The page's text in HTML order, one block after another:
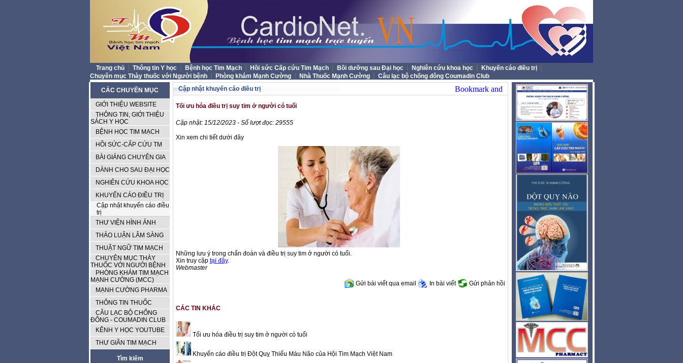
Trang chủ Thông tin Y học Bệnh học Tim Mạch Hồi sức Cấp cứu Tim Mạch Bồi dưỡng sau Đại học Nghiên cứu khoa học Khuyến cáo điều trị
Chuyên mục Thày thuốc với Người bệnh Phòng khám Mạnh Cường Nhà Thuốc Mạnh Cường
Câu lạc bộ chống đông Coumadin Club
CÁC CHUYÊN MỤC
GIỚI THIỆU WEBSITE
THÔNG TIN, GIỚI THIỆU
SÁCH Y HỌC
BỆNH HỌC TIM MẠCH
HỒI SỨC-CẤP CỨU TM
BÀI GIẢNG CHUYÊN GIA
DÀNH CHO SAU ĐẠI HỌC
NGHIÊN CỨU KHOA HỌC
KHUYẾN CÁO ĐIỀU TRỊ
Cập nhật khuyến cáo điều
trị
THƯ VIỆN HÌNH ẢNH
THẢO LUẬN LÂM SÀNG
THUẬT NGỮ TIM MẠCH
CHUYÊN MỤC THÀY
THUỐC VỚI NGƯỜI BỆNH
PHÒNG KHÁM TIM MẠCH
MẠNH CƯỜNG (MCC)
MẠNH CƯỜNG PHARMA
THÔNG TIN THUỐC
CÂU LẠC BỘ CHỐNG
ĐÔNG - COUMADIN CLUB
KÊNH Y HỌC YOUTUBE
THƯ GIÃN TIM MẠCH
Tìm kiếm
Cập nhật khuyến cáo điều trị
Tối ưu hóa điều trị suy tim ở người có tuổi
Cập nhật: 15/12/2023 - Số lượt đọc: 29555
Xin xem chi tiết dưới đây
Những lưu ý trong chẩn đoán và điều trị suy tim ở người có tuổi.
Xin truy cập tại đây.
Webmaster
Gửi bài viết qua email In bài viết Gửi phản hồi
CÁC TIN KHÁC
Tối ưu hóa điều trị suy tim ở người có tuổi
Khuyến cáo điều trị Đột Quỵ Thiếu Máu Não của Hội Tim Mạch Việt Nam